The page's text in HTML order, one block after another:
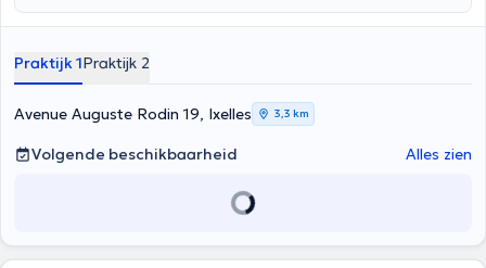
Praktijk 1Praktijk 2
Avenue Auguste Rodin 19, Ixelles 3,3 km
Volgende beschikbaarheid Alles zien